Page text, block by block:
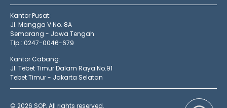
Kantor Pusat:
Jl. Mangga V No. 8A
Semarang - Jawa Tengah
Tlp : 0247-0046-679
Kantor Cabang:
Jl. Tebet Timur Dalam Raya No.91
Tebet Timur - Jakarta Selatan
© 2026 SOP. All rights reserved.